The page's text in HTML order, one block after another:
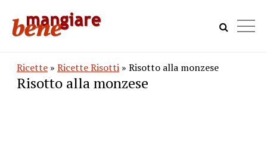
Ricette » Ricette Risotti » Risotto alla monzese
Risotto alla monzese